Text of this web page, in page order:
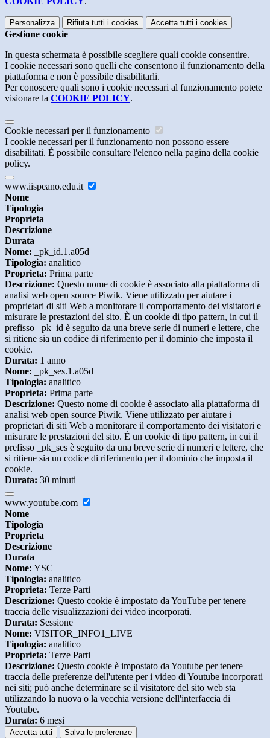
Personalizza Rifiuta tutti i cookies Accetta tutti i cookies
Gestione cookie
In questa schermata è possibile scegliere quali cookie consentire.
I cookie necessari sono quelli che consentono il funzionamento della
piattaforma e non è possibile disabilitarli.
Per conoscere quali sono i cookie necessari al funzionamento potete
visionare la COOKIE POLICY.
Cookie necessari per il funzionamento
I cookie necessari per il funzionamento non possono essere
disabilitati. È possibile consultare l'elenco nella pagina della cookie
policy.
www.iispeano.edu.it
Nome
Tipologia
Proprieta
Descrizione
Durata
Nome: _pk_id.1.a05d
Tipologia: analitico
Proprieta: Prima parte
Descrizione: Questo nome di cookie è associato alla piattaforma di
analisi web open source Piwik. Viene utilizzato per aiutare i
proprietari di siti Web a monitorare il comportamento dei visitatori e
misurare le prestazioni del sito. È un cookie di tipo pattern, in cui il
prefisso _pk_id è seguito da una breve serie di numeri e lettere, che
si ritiene sia un codice di riferimento per il dominio che imposta il
cookie.
Durata: 1 anno
Nome: _pk_ses.1.a05d
Tipologia: analitico
Proprieta: Prima parte
Descrizione: Questo nome di cookie è associato alla piattaforma di
analisi web open source Piwik. Viene utilizzato per aiutare i
proprietari di siti Web a monitorare il comportamento dei visitatori e
misurare le prestazioni del sito. È un cookie di tipo pattern, in cui il
prefisso _pk_ses è seguito da una breve serie di numeri e lettere, che
si ritiene sia un codice di riferimento per il dominio che imposta il
cookie.
Durata: 30 minuti
www.youtube.com
Nome
Tipologia
Proprieta
Descrizione
Durata
Nome: YSC
Tipologia: analitico
Proprieta: Terze Parti
Descrizione: Questo cookie è impostato da YouTube per tenere
traccia delle visualizzazioni dei video incorporati.
Durata: Sessione
Nome: VISITOR_INFO1_LIVE
Tipologia: analitico
Proprieta: Terze Parti
Descrizione: Questo cookie è impostato da Youtube per tenere
traccia delle preferenze dell'utente per i video di Youtube incorporati
nei siti; può anche determinare se il visitatore del sito web sta
utilizzando la nuova o la vecchia versione dell'interfaccia di
Youtube.
Durata: 6 mesi
Accetta tutti Salva le preferenze